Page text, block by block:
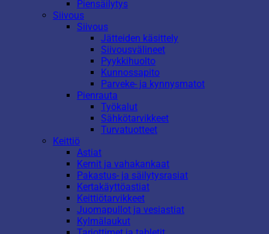
Piensäilytys
Siivous
Siivous
Jätteiden käsittely
Siivousvälineet
Pyykkihuolto
Kunnossapito
Parveke- ja kynnysmatot
Pienrauta
Työkalut
Sähkötarvikkeet
Turvatuotteet
Keittiö
Astiat
Kernit ja vahakankaat
Pakastus- ja säilytysrasiat
Kertakäyttöastiat
Keittiötarvikkeet
Juomapullot ja vesiastiat
Kylmälaukut